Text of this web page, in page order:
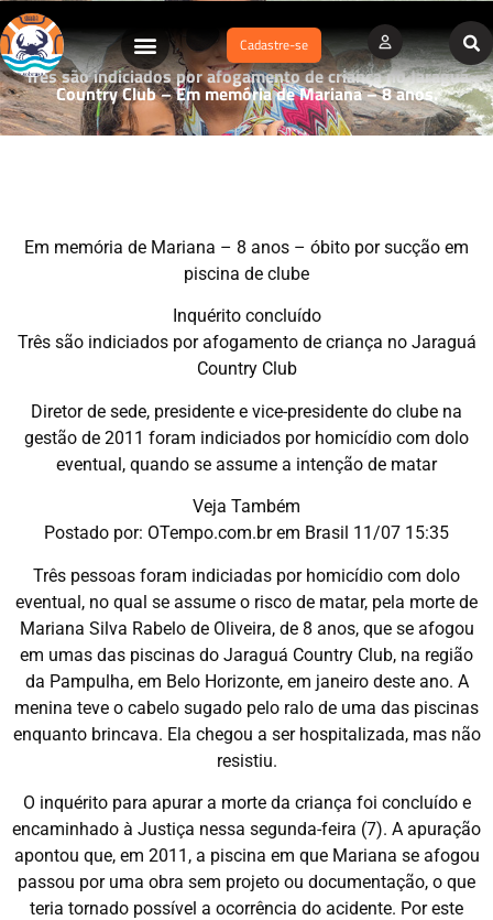
Cadastre-se
Três são indiciados por afogamento de criança no Jaraguá
Country Club – Em memória de Mariana – 8 anos.
Em memória de Mariana – 8 anos – óbito por sucção em
piscina de clube
Inquérito concluído
Três são indiciados por afogamento de criança no Jaraguá
Country Club
Diretor de sede, presidente e vice-presidente do clube na
gestão de 2011 foram indiciados por homicídio com dolo
eventual, quando se assume a intenção de matar
Veja Também
Postado por: OTempo.com.br em Brasil 11/07 15:35
Três pessoas foram indiciadas por homicídio com dolo
eventual, no qual se assume o risco de matar, pela morte de
Mariana Silva Rabelo de Oliveira, de 8 anos, que se afogou
em umas das piscinas do Jaraguá Country Club, na região
da Pampulha, em Belo Horizonte, em janeiro deste ano. A
menina teve o cabelo sugado pelo ralo de uma das piscinas
enquanto brincava. Ela chegou a ser hospitalizada, mas não
resistiu.
O inquérito para apurar a morte da criança foi concluído e
encaminhado à Justiça nessa segunda-feira (7). A apuração
apontou que, em 2011, a piscina em que Mariana se afogou
passou por uma obra sem projeto ou documentação, o que
teria tornado possível a ocorrência do acidente. Por este